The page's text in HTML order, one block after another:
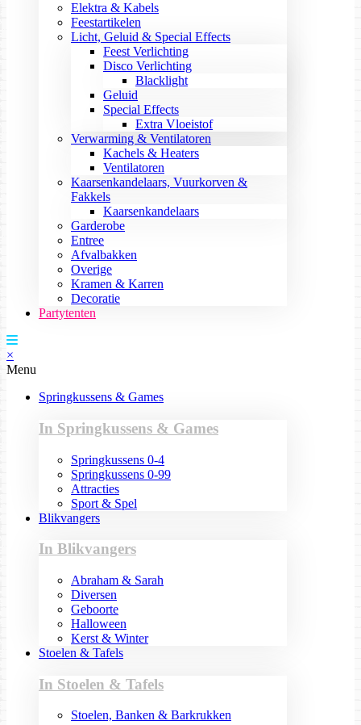
Elektra & Kabels
Feestartikelen
Licht, Geluid & Special Effects
Feest Verlichting
Disco Verlichting
Blacklight
Geluid
Special Effects
Extra Vloeistof
Verwarming & Ventilatoren
Kachels & Heaters
Ventilatoren
Kaarsenkandelaars, Vuurkorven &
Fakkels
Kaarsenkandelaars
Garderobe
Entree
Afvalbakken
Overige
Kramen & Karren
Decoratie
Partytenten
×
Menu
Springkussens & Games
In Springkussens & Games
Springkussens 0-4
Springkussens 0-99
Attracties
Sport & Spel
Blikvangers
In Blikvangers
Abraham & Sarah
Diversen
Geboorte
Halloween
Kerst & Winter
Stoelen & Tafels
In Stoelen & Tafels
Stoelen, Banken & Barkrukken